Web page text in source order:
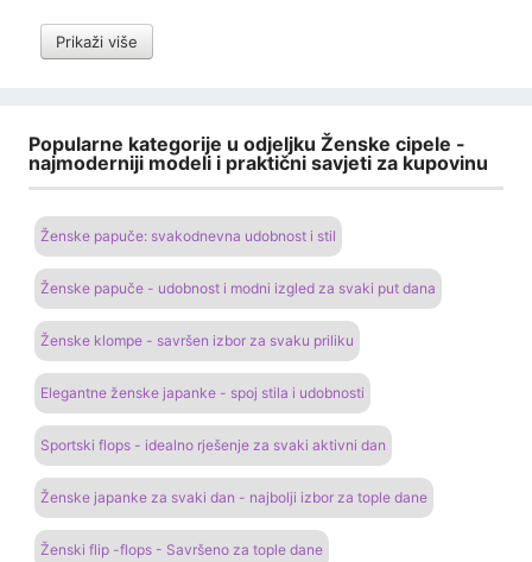
Prikaži više
Popularne kategorije u odjeljku Ženske cipele -
najmoderniji modeli i praktični savjeti za kupovinu
Ženske papuče: svakodnevna udobnost i stil
Ženske papuče - udobnost i modni izgled za svaki put dana
Ženske klompe - savršen izbor za svaku priliku
Elegantne ženske japanke - spoj stila i udobnosti
Sportski flops - idealno rješenje za svaki aktivni dan
Ženske japanke za svaki dan - najbolji izbor za tople dane
Ženski flip -flops - Savršeno za tople dane